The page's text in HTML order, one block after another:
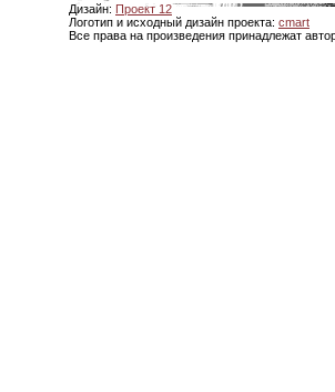
Дизайн: Проект 12
Логотип и исходный дизайн проекта: cmart
Все права на произведения принадлежат